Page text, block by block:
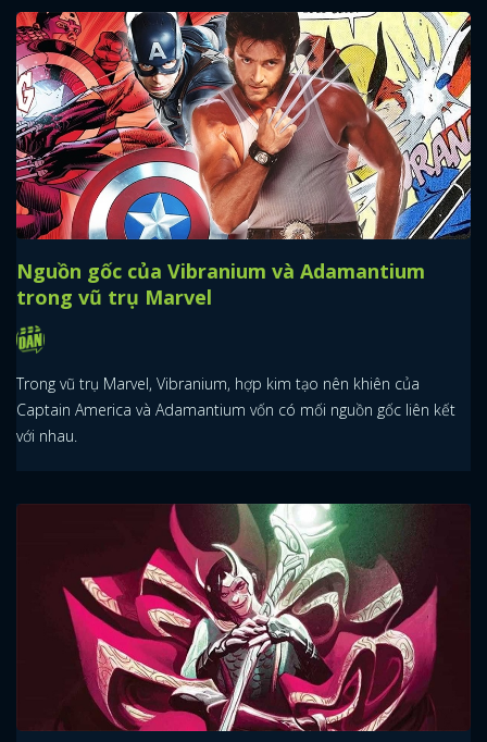
Nguồn gốc của Vibranium và Adamantium
trong vũ trụ Marvel
Trong vũ trụ Marvel, Vibranium, hợp kim tạo nên khiên của
Captain America và Adamantium vốn có mối nguồn gốc liên kết
với nhau.